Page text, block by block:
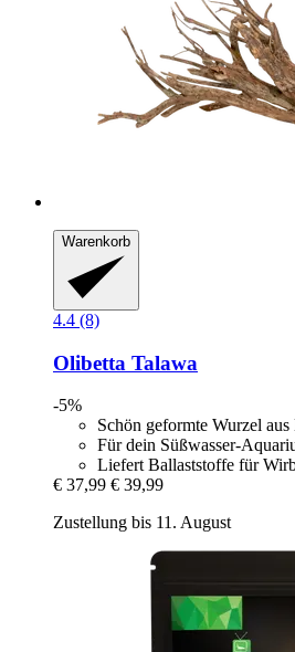
Warenkorb
4.4 (8)
Olibetta Talawa
-5%
Schön geformte Wurzel
Für dein Süßwasser-
Liefert Ballaststoffe für
€ 37,99 € 39,99
Zustellung bis 11. August